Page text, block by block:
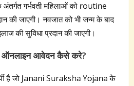
गर्भवती महिलाओं को routine
की जाएगी। नवजात को भी जन्म के बाद
की सुविधा प्रदान की जाएगी।
ऑनलाइन आवेदन कैसे करे?
है जो Janani Suraksha Yojana के